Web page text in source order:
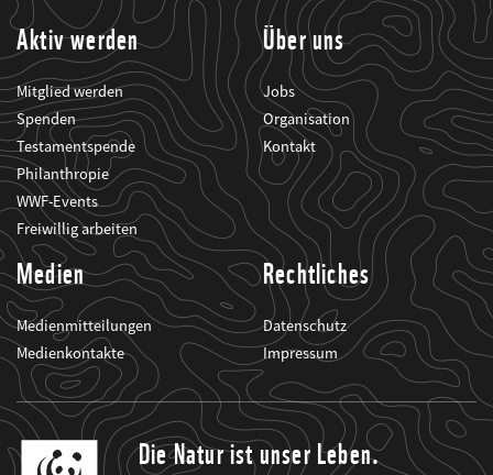
Aktiv werden
Mitglied werden
Spenden
Testamentspende
Philanthropie
WWF-Events
Freiwillig arbeiten
Über uns
Jobs
Organisation
Kontakt
Medien
Medienmitteilungen
Medienkontakte
Rechtliches
Datenschutz
Impressum
Die Natur ist unser Leben.